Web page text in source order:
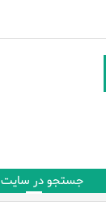
جستجو در سایت